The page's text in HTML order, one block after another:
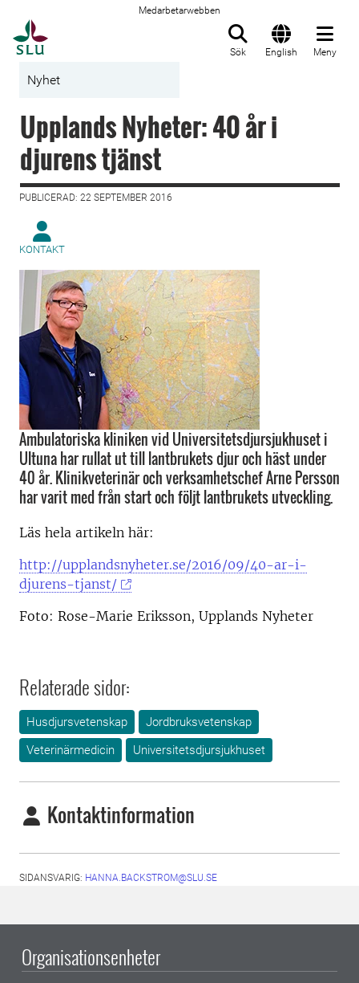
Medarbetarwebben
Sök English Meny
Nyhet
Upplands Nyheter: 40 år i
djurens tjänst
PUBLICERAD: 22 SEPTEMBER 2016
KONTAKT
Ambulatoriska kliniken vid Universitetsdjursjukhuset i
Ultuna har rullat ut till lantbrukets djur och häst under
40 år. Klinikveterinär och verksamhetschef Arne Persson
har varit med från start och följt lantbrukets utveckling.
Läs hela artikeln här:
http://upplandsnyheter.se/2016/09/40-ar-i-
djurens-tjanst/
Foto: Rose-Marie Eriksson, Upplands Nyheter
Relaterade sidor:
Husdjursvetenskap
Jordbruksvetenskap
Veterinärmedicin
Universitetsdjursjukhuset
Kontaktinformation
SIDANSVARIG: HANNA.BACKSTROM@SLU.SE
Organisationsenheter